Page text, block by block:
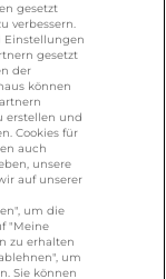
+49 (0)751
- Tel: +49
gesetzt
verbessern.
Einstellungen
gesetzt
der
können
erstellen und
Cookies für
auch
unsere
auf unserer
um die
"Meine
zu erhalten
um
Sie können